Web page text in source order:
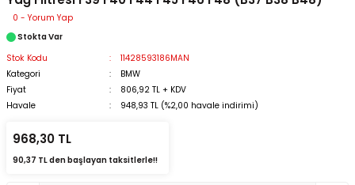
0 - Yorum Yap
Stokta Var
Stok Kodu
11428593186MAN
Kategori
BMW
Fiyat
806,92 TL + KDV
Havale
948,93 TL (%2,00 havale indirimi)
968,30 TL
90,37 TL den başlayan taksitlerle!!